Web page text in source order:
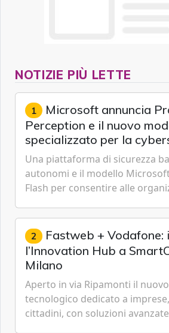
NOTIZIE PIÙ LETTE
1 Microsoft annuncia
Perception e il nuovo
specializzato per la
Una piattaforma di sicurezza
autonomi e il modello
Flash per consentire alle
gestione continua del rischio.
2 Fastweb + Vodafone:
l’Innovation Hub a
Milano
Aperto in via Ripamonti il
tecnologico dedicato a
cittadini, con soluzioni